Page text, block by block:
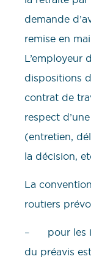
demande
remise en
L’employeur
dispositions
contrat de
respect
(entretien,
la décision,
La
routiers
– pour les
du préavis